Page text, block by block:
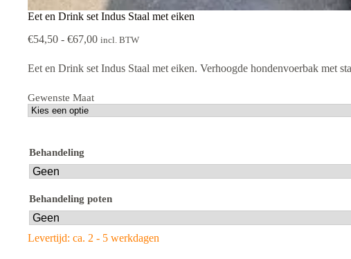
Eet en Drink set Indus Staal met eiken
€54,50 - €67,00Prijsklasse:
tot
€67,00
incl. BTW
Eet en Drink set Indus Staal met eiken. Verhoogde hondenvoerbak met
Gewenste Maat
Behandeling
Behandeling poten
Levertijd: ca. 2 - 5 werkdagen